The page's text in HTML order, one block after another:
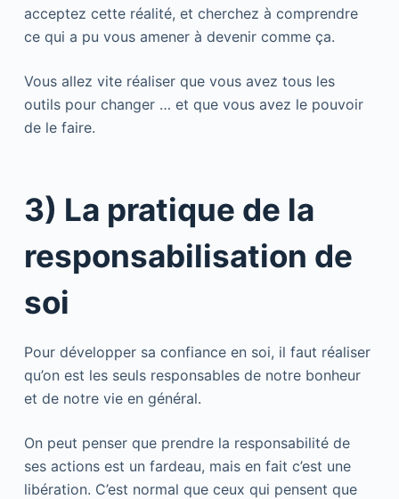
acceptez cette réalité, et cherchez à comprendre
ce qui a pu vous amener à devenir comme ça.
Vous allez vite réaliser que vous avez tous les
outils pour changer … et que vous avez le pouvoir
de le faire.
3) La pratique de la
responsabilisation de
soi
Pour développer sa confiance en soi, il faut réaliser
qu’on est les seuls responsables de notre bonheur
et de notre vie en général.
On peut penser que prendre la responsabilité de
ses actions est un fardeau, mais en fait c’est une
libération. C’est normal que ceux qui pensent que